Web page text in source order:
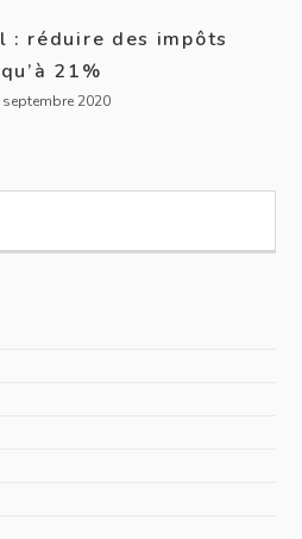
: réduire des impôts
21%
septembre 2020